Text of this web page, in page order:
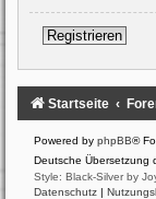
Registrieren
Startseite
Powered by phpBB®
Deutsche Übersetzung
Style: Black-Silver by
Datenschutz |